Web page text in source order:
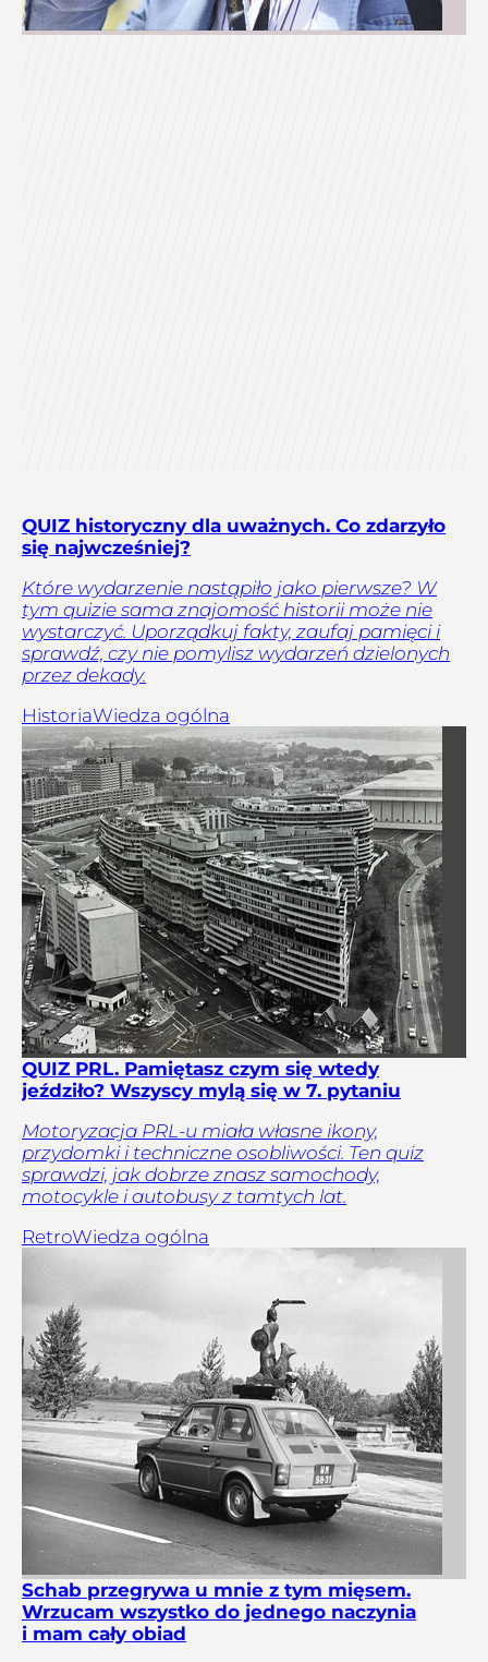
QUIZ historyczny dla uważnych. Co zdarzyło
się najwcześniej?
Które wydarzenie nastąpiło jako pierwsze? W
tym quizie sama znajomość historii może nie
wystarczyć. Uporządkuj fakty, zaufaj pamięci i
sprawdź, czy nie pomylisz wydarzeń dzielonych
przez dekady.
HistoriaWiedza ogólna
QUIZ PRL. Pamiętasz czym się wtedy
jeździło? Wszyscy mylą się w 7. pytaniu
Motoryzacja PRL-u miała własne ikony,
przydomki i techniczne osobliwości. Ten quiz
sprawdzi, jak dobrze znasz samochody,
motocykle i autobusy z tamtych lat.
RetroWiedza ogólna
Schab przegrywa u mnie z tym mięsem.
Wrzucam wszystko do jednego naczynia
i mam cały obiad